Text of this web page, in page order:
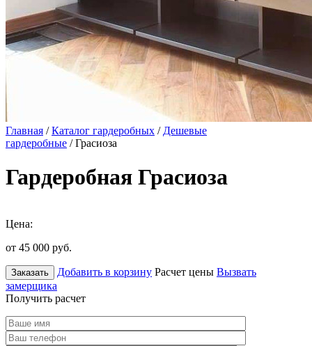
Главная /Каталог гардеробных / Дешевые
гардеробные / Грасиоза
Гардеробная Грасиоза
Цена:
от 45 000 руб.
Заказать Добавить в корзину Расчет цены Вызвать
замерщика
Получить расчет